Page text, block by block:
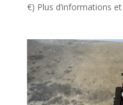
€) Plus d’informations